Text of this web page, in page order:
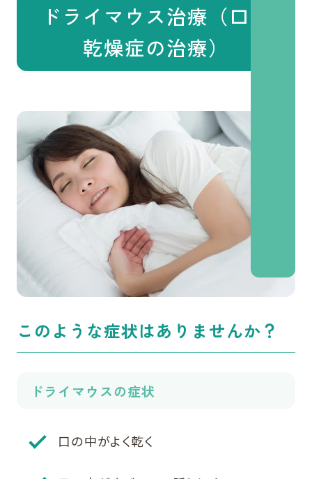
ドライマウス治療（口腔
乾燥症の治療）
このような症状はありませんか？
ドライマウスの症状
口の中がよく乾く